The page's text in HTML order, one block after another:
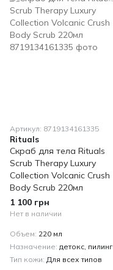
Артикул: 8719134161335
Rituals
Скраб для тела Rituals
Scrub Therapy Luxury
Collection Volcanic Crush
Body Scrub 220мл
1 100 грн
Нет в наличии
Объем 220 мл
Назначение детокс, пилинг
Тип кожи Для всех типов